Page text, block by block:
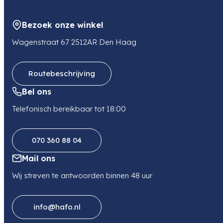
E-mail
info@movidis.nl
0132340987
Bezoek onze winkel
Wagenstraat 67 2512AR Den Haag
Routebeschrijving
Bel ons
Telefonisch bereikbaar tot 18:00
070 360 88 04
Mail ons
Wij streven te antwoorden binnen 48 uur
info@hafo.nl